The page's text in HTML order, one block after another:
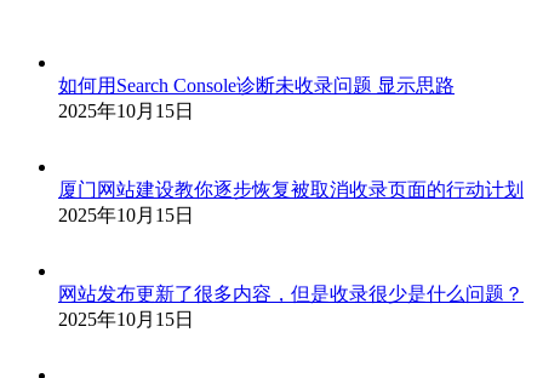
如何用Search Console诊断未收录问题 显示思路
2025年10月15日
厦门网站建设教你逐步恢复被取消收录页面的行动计划
2025年10月15日
网站发布更新了很多内容，但是收录很少是什么问题？
2025年10月15日